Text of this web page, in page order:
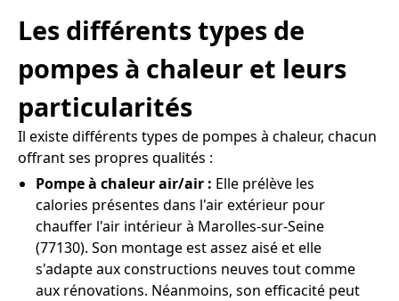
Les différents types de
pompes à chaleur et leurs
particularités
Il existe différents types de pompes à chaleur, chacun
offrant ses propres qualités :
Pompe à chaleur air/air : Elle prélève les
calories présentes dans l'air extérieur pour
chauffer l'air intérieur à Marolles-sur-Seine
(77130). Son montage est assez aisé et elle
s'adapte aux constructions neuves tout comme
aux rénovations. Néanmoins, son efficacité peut